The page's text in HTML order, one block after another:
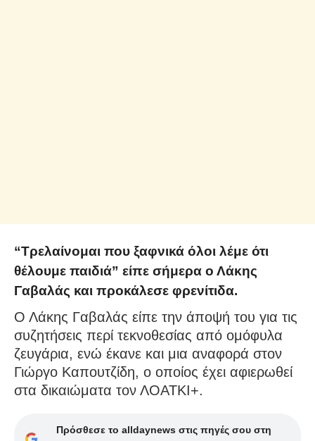
“Τρελαίνομαι που ξαφνικά όλοι λέμε ότι
θέλουμε παιδιά” είπε σήμερα ο Λάκης
Γαβαλάς και προκάλεσε φρενίτιδα.
Ο Λάκης Γαβαλάς είπε την άποψή του για τις
συζητήσεις περί τεκνοθεσίας από ομόφυλα
ζευγάρια, ενώ έκανε και μια αναφορά στον
Γιώργο Καπουτζίδη, ο οποίος έχει αφιερωθεί
στα δικαιώματα τον ΛΟΑΤΚΙ+.
Πρόσθεσε το alldaynews στις πηγές σου στη